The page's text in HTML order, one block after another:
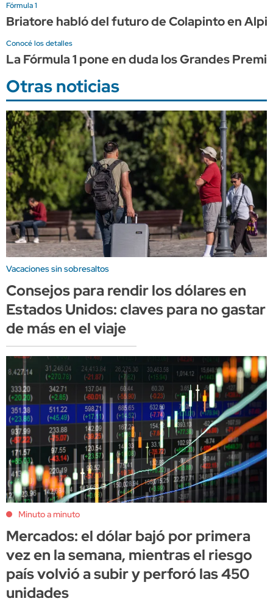
Fórmula 1
Briatore habló del futuro de Colapinto en
Conocé los detalles
La Fórmula 1 pone en duda los Grandes
Otras noticias
Vacaciones sin sobresaltos
Consejos para rendir los dólares en
Estados Unidos: claves para no gastar
de más en el viaje
Minuto a minuto
Mercados: el dólar bajó por primera
vez en la semana, mientras el riesgo
país volvió a subir y perforó las 450
unidades